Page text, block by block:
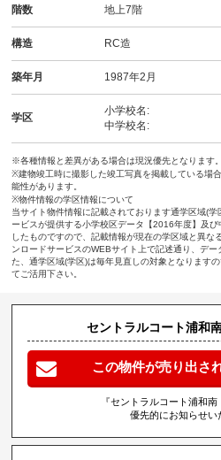
階数 地上7階
構造 RC造
築年月 1987年2月
学区
小学校名:
中学校名:
※各種情報と差異がある場合は現況優先となります。
※建物竣工時に撮影した竣工写真を掲載している場
能性があります。
※物件情報の学区情報について
当サイト物件情報に記載されております通学区域(
ービスが提供する小学校区データ【2016年度】及
したものですので、記載情報が現在の学区域と異な
ンロードサービスのWEBサイト上で記述通り、デ
た、通学区域(学区)は毎年見直しの対象となります
てご活用下さい。
セントラルコート浦和
この物件が売り出さ
『セントラルコート浦和
優先的にお知らせい